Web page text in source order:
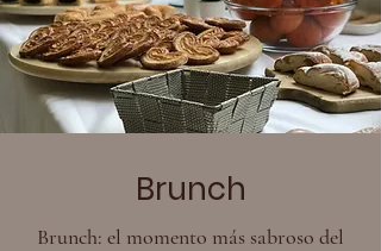
Brunch
Brunch: el momento más sabroso del